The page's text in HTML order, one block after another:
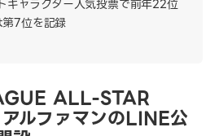
キャラクター人気投票で前年22位
7位を記録
ALL-STAR
ルファマンのLINE公